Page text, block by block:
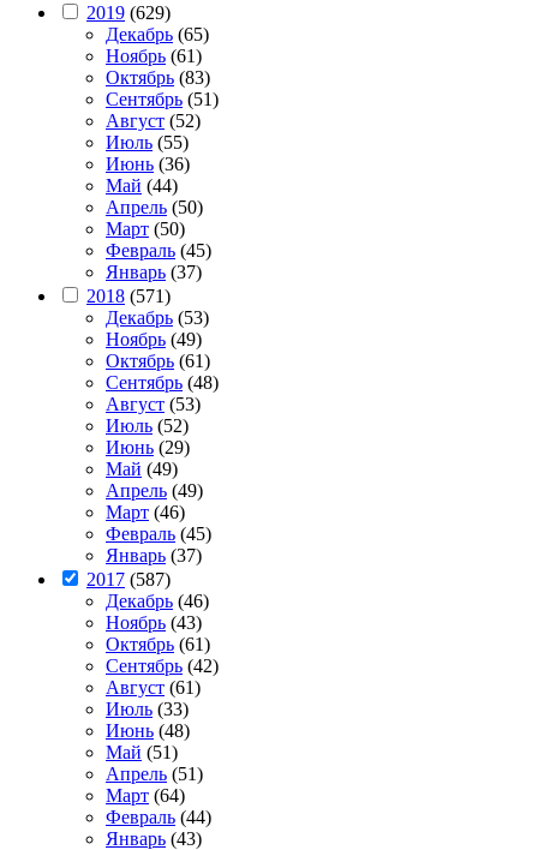
2019 (629)
Декабрь (65)
Ноябрь (61)
Октябрь (83)
Сентябрь (51)
Август (52)
Июль (55)
Июнь (36)
Май (44)
Апрель (50)
Март (50)
Февраль (45)
Январь (37)
2018 (571)
Декабрь (53)
Ноябрь (49)
Октябрь (61)
Сентябрь (48)
Август (53)
Июль (52)
Июнь (29)
Май (49)
Апрель (49)
Март (46)
Февраль (45)
Январь (37)
2017 (587)
Декабрь (46)
Ноябрь (43)
Октябрь (61)
Сентябрь (42)
Август (61)
Июль (33)
Июнь (48)
Май (51)
Апрель (51)
Март (64)
Февраль (44)
Январь (43)